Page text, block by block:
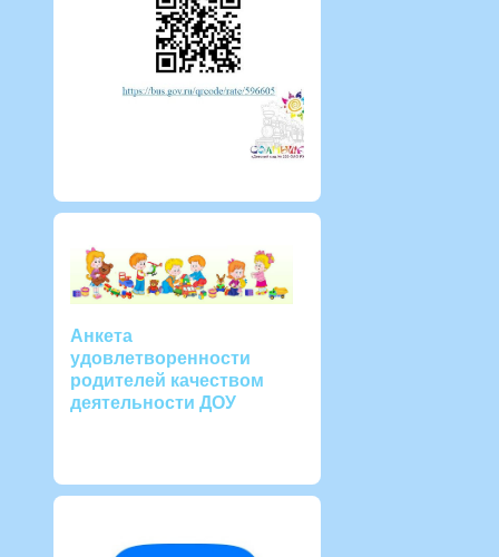
Анкета
удовлетворенности
родителей качеством
деятельности ДОУ